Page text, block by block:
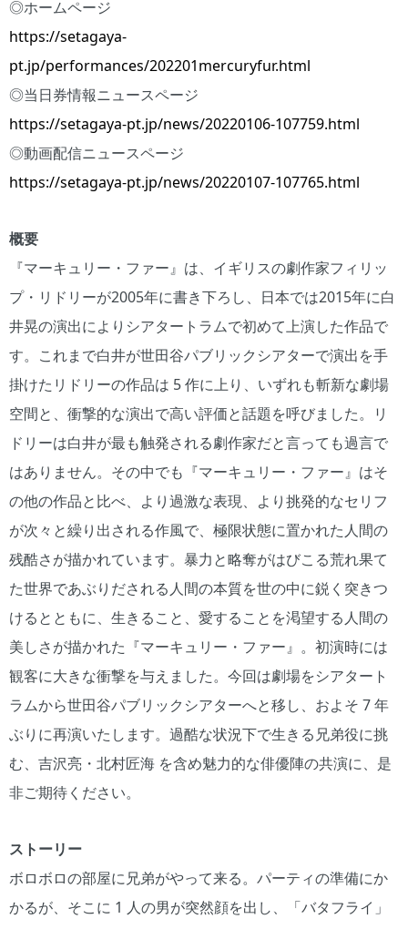
◎ホームページ
https://setagaya-
pt.jp/performances/202201mercuryfur.html
◎当日券情報ニュースページ
https://setagaya-pt.jp/news/20220106-107759.html
◎動画配信ニュースページ
https://setagaya-pt.jp/news/20220107-107765.html
概要
『マーキュリー・ファー』は、イギリスの劇作家フィリッ
プ・リドリーが2005年に書き下ろし、日本では2015年に白
井晃の演出によりシアタートラムで初めて上演した作品で
す。これまで白井が世田谷パブリックシアターで演出を手
掛けたリドリーの作品は 5 作に上り、いずれも斬新な劇場
空間と、衝撃的な演出で高い評価と話題を呼びました。リ
ドリーは白井が最も触発される劇作家だと言っても過言で
はありません。その中でも『マーキュリー・ファー』はそ
の他の作品と比べ、より過激な表現、より挑発的なセリフ
が次々と繰り出される作風で、極限状態に置かれた人間の
残酷さが描かれています。暴力と略奪がはびこる荒れ果て
た世界であぶりだされる人間の本質を世の中に鋭く突きつ
けるとともに、生きること、愛することを渇望する人間の
美しさが描かれた『マーキュリー・ファー』。初演時には
観客に大きな衝撃を与えました。今回は劇場をシアタート
ラムから世田谷パブリックシアターへと移し、およそ 7 年
ぶりに再演いたします。過酷な状況下で生きる兄弟役に挑
む、吉沢亮・北村匠海 を含め魅力的な俳優陣の共演に、是
非ご期待ください。
ストーリー
ボロボロの部屋に兄弟がやって来る。パーティの準備にか
かるが、そこに 1 人の男が突然顔を出し、「バタフライ」